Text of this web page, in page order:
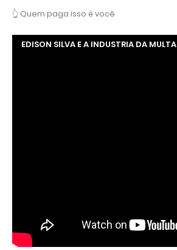
👆 Quem paga isso é você
EDISON SILVA E A INDUSTRIA DA MULTA